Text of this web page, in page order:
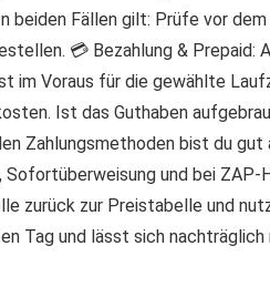
beiden Fällen gilt: Prüfe vor
💳 Bezahlung & Prepaid:
im Voraus für die gewählte
Ist das Guthaben
Zahlungsmethoden bist du
und bei
zurück zur Preistabelle und
Tag und lässt sich